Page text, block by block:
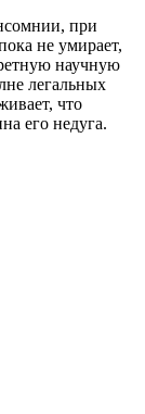
при
не умирает,
научную
легальных
что
его недуга.